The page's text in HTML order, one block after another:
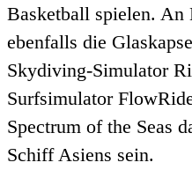
Basketball spielen. An
ebenfalls die
Skydiving-Simulator
Surfsimulator
Spectrum of the Seas
Schiff Asiens sein.